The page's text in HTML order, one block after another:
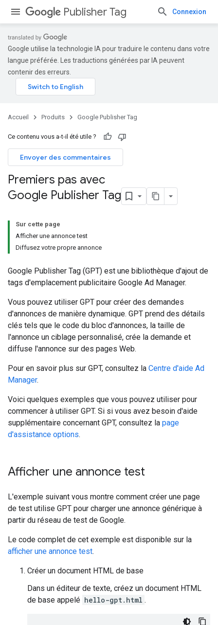
Publisher Tag Connexion
Google utilise la technologie IA pour traduire le contenu dans votre
langue préférée. Les traductions générées par IA peuvent
contenir des erreurs.
Accueil Produits Google Publisher Tag
Ce contenu vous a-t-il été utile ?
Envoyer des commentaires
Premiers pas avec
Google Publisher Tag
Sur cette page
Afficher une annonce test
Diffusez votre propre annonce
Google Publisher Tag (GPT) est une bibliothèque d'ajout de
tags d'emplacement publicitaire Google Ad Manager.
Vous pouvez utiliser GPT pour créer des demandes
d'annonces de manière dynamique. GPT prend des détails
clés tels que le code du bloc d'annonces, la taille de
l'annonce un ciblage personnalisé, crée la demande et
diffuse l'annonce sur des pages Web.
Pour en savoir plus sur GPT, consultez la Centre d'aide Ad
Manager.
Voici quelques exemples que vous pouvez utiliser pour
commencer à utiliser GPT. Si si vous avez besoin d'aide
supplémentaire concernant GPT, consultez la page
d'assistance options.
Afficher une annonce test
L'exemple suivant vous montre comment créer une page
de test utilise GPT pour charger une annonce générique à
partir du réseau de test de Google.
Le code complet de cet exemple est disponible sur la
afficher une annonce test.
Créer un document HTML de base
Dans un éditeur de texte, créez un document HTML
de base appelé hello-gpt.html .